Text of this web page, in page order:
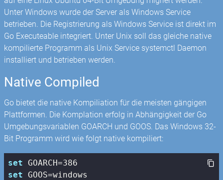
Unter Windows wurde der Server als Windows Service
betrieben. Die Registrierung als Windows Service ist direkt im
Go Executeable integriert. Unter Unix soll das gleiche native
kompilierte Programm als Unix Service systemctl Daemon
installiert und betrieben werden.
Native Compiled
Go bietet die native Kompiliation für die meisten gängigen
Plattformen. Die Komplation erfolg in Abhängigkeit der Go
Umgebungsvariablen GOARCH und GOOS. Das Windows 32-
Bit Programm wird wie folgt native kompiliert:
set GOARCH=386
set